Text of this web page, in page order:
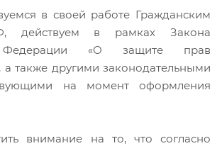
в своей работе Гражданским
действуем в рамках Закона
Федерации «О защите прав
а также другими законодательными
на момент оформления
внимание на то, что согласно